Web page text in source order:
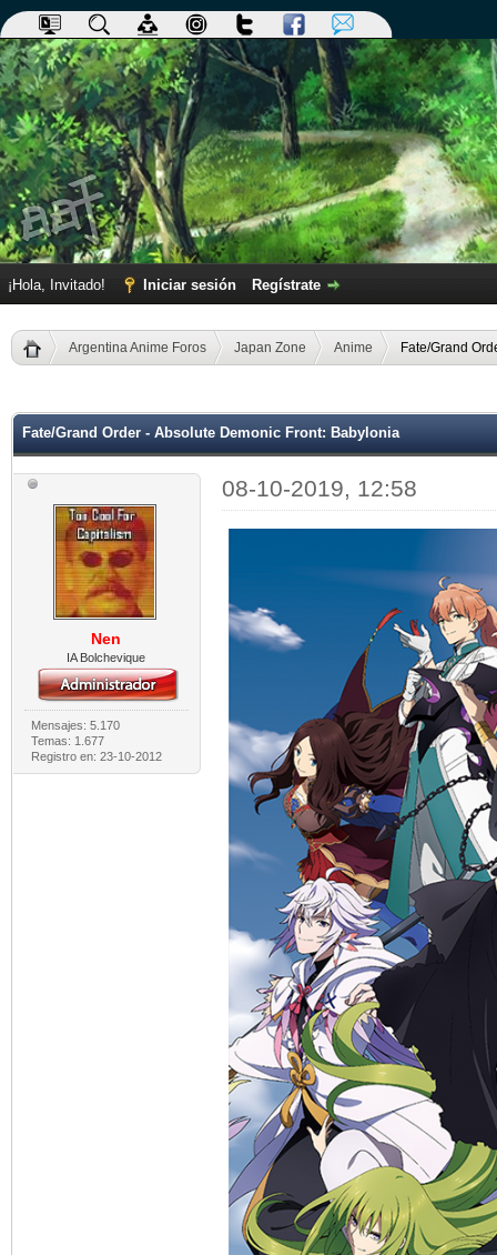
¡Hola, Invitado! Iniciar sesión Regístrate
Argentina Anime Foros Japan Zone Anime Fate/Grand
Fate/Grand Order - Absolute Demonic Front: Babylonia
Nen
IA Bolchevique
Mensajes: 5.170
Temas: 1.677
Registro en: 23-10-2012
08-10-2019, 12:58